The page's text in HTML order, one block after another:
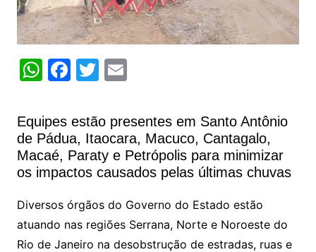
W
at
s
A
p
p
F
c
e
b
o
o
k
T
itt
er
E
ai
l
Equipes estão presentes em Santo Antônio
de Pádua, Itaocara, Macuco, Cantagalo,
Macaé, Paraty e Petrópolis para minimizar
os impactos causados pelas últimas chuvas
Diversos órgãos do Governo do Estado estão
atuando nas regiões Serrana, Norte e Noroeste do
Rio de Janeiro na desobstrução de estradas, ruas e